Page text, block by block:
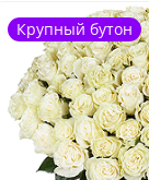
Крупный бутон